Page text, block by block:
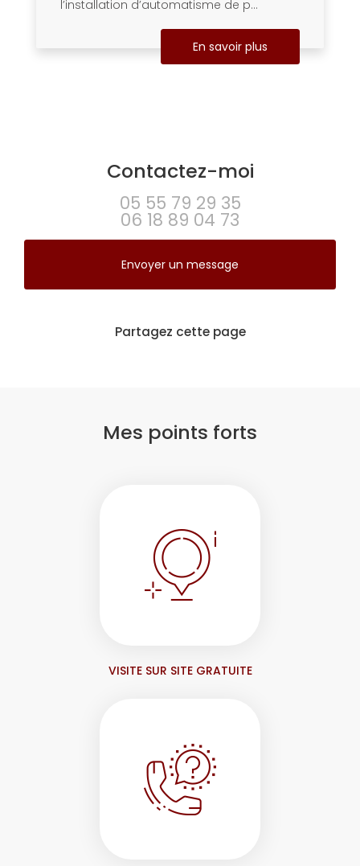
l’installation d’automatisme de p...
En savoir plus
Contactez-moi
05 55 79 29 35
06 18 89 04 73
Envoyer un message
Partagez cette page
Mes points forts
VISITE SUR SITE GRATUITE